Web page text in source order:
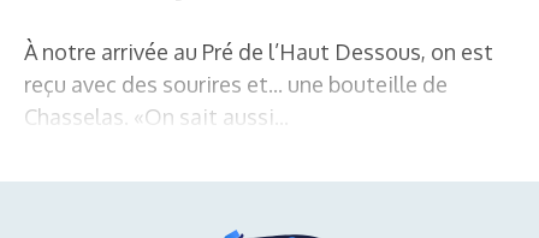
À notre arrivée au Pré de l’Haut Dessous, on est
reçu avec des sourires et... une bouteille de
Chasselas. «On sait aussi...